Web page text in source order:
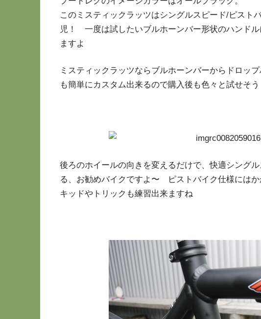
このミスティックラッツはシングルスピード/ピスト
児！ 一度は試したいブルホーンバー形状のハンド
ますよ
ミスティックラッツならブルホーンバーからドロッ
も簡単にカスタム出来るので購入後も色々と試せそう
後ろのホイールの向きを変えるだけで、快適シング
る、お勧めバイクですよ〜 ピストバイク仕様には
キッドやトリックも練習出来ますね